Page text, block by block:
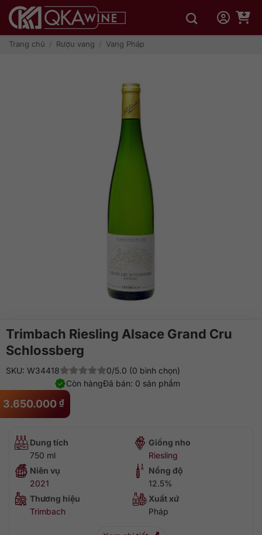
qua
dungTrang chủ / Rượu vang / Vang Pháp
Trimbach Riesling Alsace Grand Cru
Schlossberg
3.650.000 ₫
SKU: W34418
0/5.0 (0 bình chọn)
Đã bán: 0 sản phẩm
Còn hàng
Dung tích
750 ml
Giống nho
Riesling
Niên vụ
2021
Nồng độ
12.5%
Thương hiệu
Trimbach
Xuất xứ
Pháp